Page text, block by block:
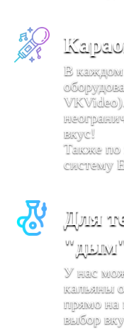
В каждом
вкус!
Также по
систему
Для
У нас
кальяны
прямо на
выбор